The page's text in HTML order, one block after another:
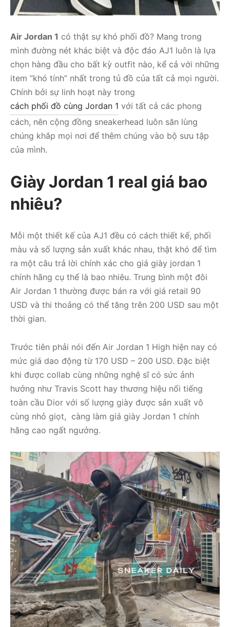
Air Jordan 1 có thật sự khó phối đồ? Mang trong
mình đường nét khác biệt và độc đáo AJ1 luôn là lựa
chọn hàng đầu cho bất kỳ outfit nào, kể cả với những
item “khó tính” nhất trong tủ đồ của tất cả mọi người.
Chính bởi sự linh hoạt này trong
cách phối đồ cùng Jordan 1 với tất cả các phong
cách, nên cộng đồng sneakerhead luôn săn lùng
chúng khắp mọi nơi để thêm chúng vào bộ sưu tập
của mình.
Giày Jordan 1 real giá bao
nhiêu?
Mỗi một thiết kế của AJ1 đều có cách thiết kế, phối
màu và số lượng sản xuất khác nhau, thật khó để tìm
ra một câu trả lời chính xác cho giá giày jordan 1
chính hãng cụ thể là bao nhiêu. Trung bình một đôi
Air Jordan 1 thường được bán ra với giá retail 90
USD và thi thoảng có thể tăng trên 200 USD sau một
thời gian.
Trước tiên phải nói đến Air Jordan 1 High hiện nay có
mức giá dao động từ 170 USD – 200 USD. Đặc biệt
khi được collab cùng những nghệ sĩ có sức ảnh
hưởng như Travis Scott hay thương hiệu nổi tiếng
toàn cầu Dior với số lượng giày được sản xuất vô
cùng nhỏ giọt, càng làm giá giày Jordan 1 chính
hãng cao ngất ngưởng.